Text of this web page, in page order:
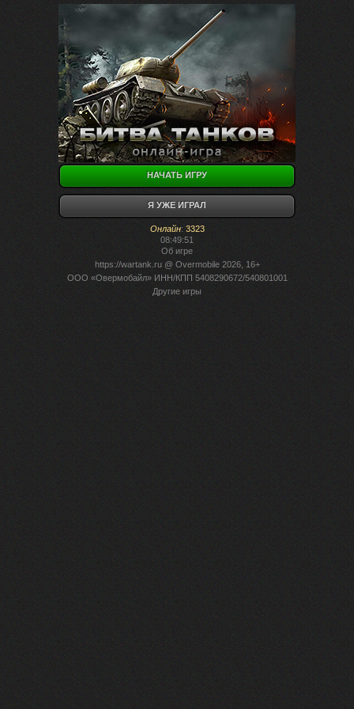
НАЧАТЬ ИГРУ
Я УЖЕ ИГРАЛ
Онлайн: 3323
08:49:51
Об игре
https://wartank.ru@ Overmobile 2026, 16+
ООО «Овермобайл» ИНН/КПП 5408290672/540801001
Другие игры